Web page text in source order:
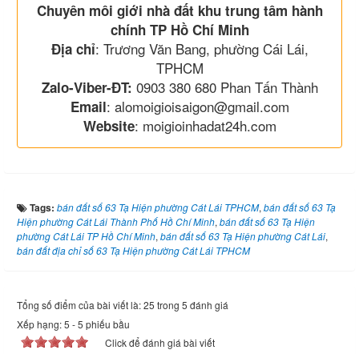
Chuyên môi giới nhà đất khu trung tâm hành
chính TP Hồ Chí Minh
Địa chỉ: Trương Văn Bang, phường Cái Lái,
TPHCM
Zalo-Viber-ĐT: 0903 380 680 Phan Tấn Thành
Email: alomoigioisaigon@gmail.com
Website: moigioinhadat24h.com
Tags: bán đất số 63 Tạ Hiện phường Cát Lái TPHCM, bán đất số 63 Tạ
Hiện phường Cát Lái Thành Phố Hồ Chí Minh, bán đất số 63 Tạ Hiện
phường Cát Lái TP Hồ Chí Minh, bán đất số 63 Tạ Hiện phường Cát Lái,
bán đất địa chỉ số 63 Tạ Hiện phường Cát Lái TPHCM
Tổng số điểm của bài viết là: 25 trong 5 đánh giá
Xếp hạng:5 -5 phiếu bầu
Click để đánh giá bài viết